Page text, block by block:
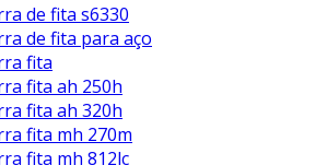
de fita s6330
de fita para aço
fita
fita ah 250h
fita ah 320h
fita mh 270m
fita mh 812lc